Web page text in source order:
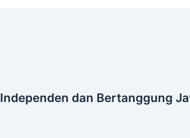
Independen dan Bertanggung